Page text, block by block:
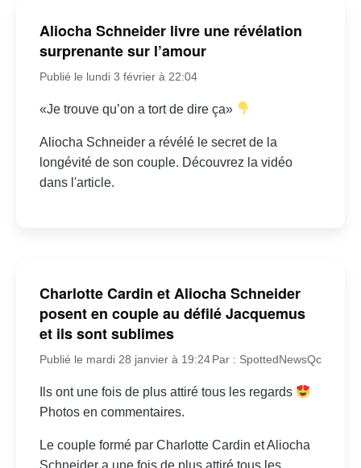
Aliocha Schneider livre une révélation
surprenante sur l’amour
Publié le lundi 3 février à 22:04
«Je trouve qu’on a tort de dire ça»
Aliocha Schneider a révélé le secret de la
longévité de son couple. Découvrez la vidéo
dans l'article.
Charlotte Cardin et Aliocha Schneider
posent en couple au défilé Jacquemus
et ils sont sublimes
Publié le mardi 28 janvier à 19:24 Par : SpottedNewsQc
Ils ont une fois de plus attiré tous les regards
Photos en commentaires.
Le couple formé par Charlotte Cardin et Aliocha